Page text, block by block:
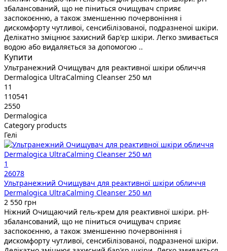
збалансований, що не піниться очищувач сприяє
заспокоєнню, а також зменшенню почервоніння і
дискомфорту чутливої, сенсибілізованої, подразненої шкіри.
Делікатно зміцнює захисний бар'єр шкіри. Легко змивається
водою або видаляється за допомогою ..
Купити
Ультранежний Очищувач для реактивної шкіри обличчя
Dermalogica UltraCalming Cleanser 250 мл
11
110541
2550
Dermalogica
Category products
Гелі
1
26078
Ультранежний Очищувач для реактивної шкіри обличчя
Dermalogica UltraCalming Cleanser 250 мл
2 550 грн
Ніжний Очищаючий гель-крем для реактивної шкіри. pH-
збалансований, що не піниться очищувач сприяє
заспокоєнню, а також зменшенню почервоніння і
дискомфорту чутливої, сенсибілізованої, подразненої шкіри.